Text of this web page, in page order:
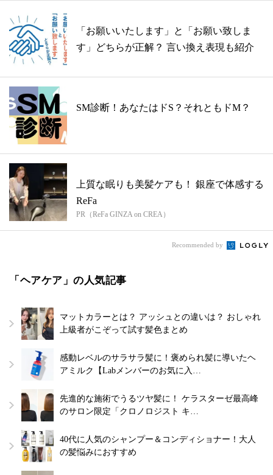
「お願いいたします」と「お願い致しま
す」どちらが正解？ 言い換え表現も紹介
SM診断！あなたはドS？それともドM？
上質な眠りも美髪ケアも！ 銀座で体感する
ReFa
PR（ReFa GINZA on CREA）
Recommended by
「ヘアケア」の人気記事
マットカラーとは？ アッシュとの違いは？ おしゃれ
上級者がこぞって試す髪色まとめ
感動レベルのサラサラ髪に！褒められ髪に導いたヘ
アミルク【Labメンバーのお気に入…
先進的な施術でうるツヤ髪に！ ケラスターゼ最高峰
のサロン限定「クロノロジスト キ…
40代に人気のシャンプー＆コンディショナー！大人
の髪悩みにおすすめ